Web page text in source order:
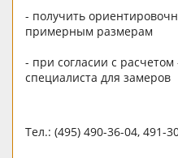
- получить
примерным размерам
- при согласии с
специалиста для замеров
Тел.: (495) 490-36-04, 491-